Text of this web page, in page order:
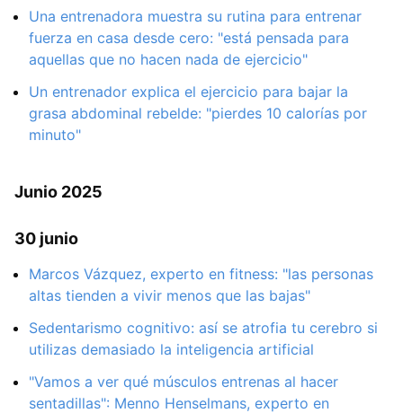
Una entrenadora muestra su rutina para entrenar
fuerza en casa desde cero: "está pensada para
aquellas que no hacen nada de ejercicio"
Un entrenador explica el ejercicio para bajar la
grasa abdominal rebelde: "pierdes 10 calorías por
minuto"
Junio 2025
30 junio
Marcos Vázquez, experto en fitness: "las personas
altas tienden a vivir menos que las bajas"
Sedentarismo cognitivo: así se atrofia tu cerebro si
utilizas demasiado la inteligencia artificial
"Vamos a ver qué músculos entrenas al hacer
sentadillas": Menno Henselmans, experto en